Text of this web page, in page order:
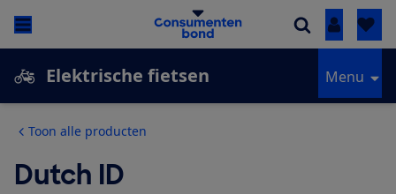
Inloggen
Elektrische fietsen Menu
Toon alle producten
Dutch ID